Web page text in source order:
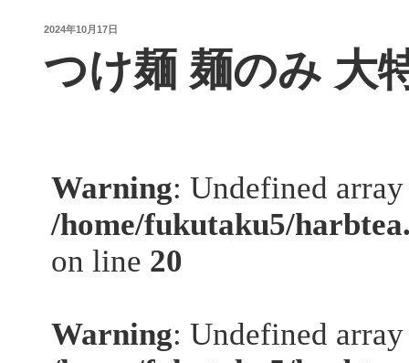
投
日:
2024年10月17日
つけ麺 麺のみ 大